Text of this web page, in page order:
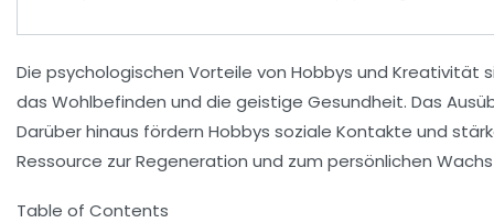
Die psychologischen Vorteile von Hobbys und Kreativität
das Wohlbefinden und die geistige Gesundheit. Das
Darüber hinaus fördern Hobbys soziale Kontakte und
Ressource zur Regeneration und zum persönlichen
Table of Contents